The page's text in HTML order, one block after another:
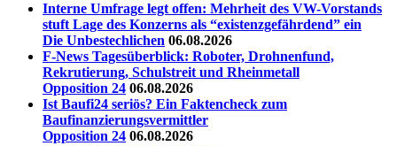
Interne Umfrage legt offen: Mehrheit des VW-Vorstands
stuft Lage des Konzerns als “existenzgefährdend” ein
Die Unbestechlichen 06.08.2026
F-News Tagesüberblick: Roboter, Drohnenfund,
Rekrutierung, Schulstreit und Rheinmetall
Opposition 24 06.08.2026
Ist Baufi24 seriös? Ein Faktencheck zum
Baufinanzierungsvermittler
Opposition 24 06.08.2026